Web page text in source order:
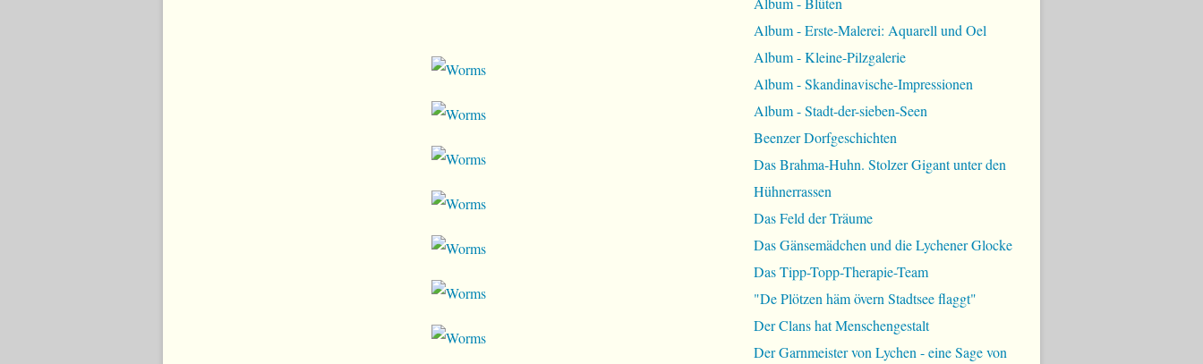
Album - Erste-Malerei: Aquarell und Oel
Album - Kleine-Pilzgalerie
Album - Skandinavische-Impressionen
Album - Stadt-der-sieben-Seen
Beenzer Dorfgeschichten
Das Brahma-Huhn. Stolzer Gigant unter den
Hühnerrassen
Das Feld der Träume
Das Gänsemädchen und die Lychener Glocke
Das Tipp-Topp-Therapie-Team
"De Plötzen häm övern Stadtsee flaggt"
Der Clans hat Menschengestalt
Der Garnmeister von Lychen - eine Sage von